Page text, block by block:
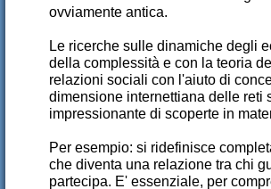
ovviamente antica.
Le ricerche sulle dinamiche degli
della complessità e con la teoria
relazioni sociali con l'aiuto di
dimensione internettiana delle reti
impressionante di scoperte in
Per esempio: si ridefinisce
che diventa una relazione tra chi
partecipa. E' essenziale, per